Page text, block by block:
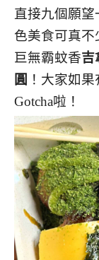
直接九個願望
色美食可真
巨無霸蚊香吉
圓 ！大家如果
Gotcha啦！